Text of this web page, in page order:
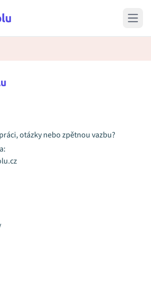
Open
otázky nebo zpětnou vazbu?